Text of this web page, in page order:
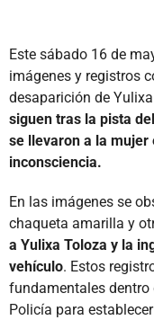
Este sábado 16 de
imágenes y registros
desaparición de
siguen tras la pista
se llevaron a la mujer
inconsciencia.
En las imágenes se
chaqueta amarilla y
a Yulixa Toloza y la
vehículo. Estos
fundamentales
Policía para